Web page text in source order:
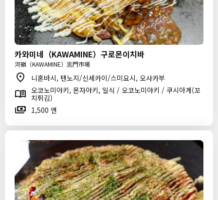
카와미네（KAWAMINE）구로몬이치바
河嶺（KAWAMINE）黒門市場
니혼바시, 텐노지/신세카이/스미요시, 오사카부
오코노미야키, 몬자야키, 일식 / 오코노미야키 / 쿠시아게(꼬
치튀김)
1,500 엔